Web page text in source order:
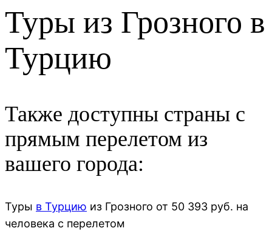
Туры из Грозного в
Турцию
Также доступны страны с
прямым перелетом из
вашего города:
Туры в Турцию из Грозного от 50 393 руб. на
человека с перелетом